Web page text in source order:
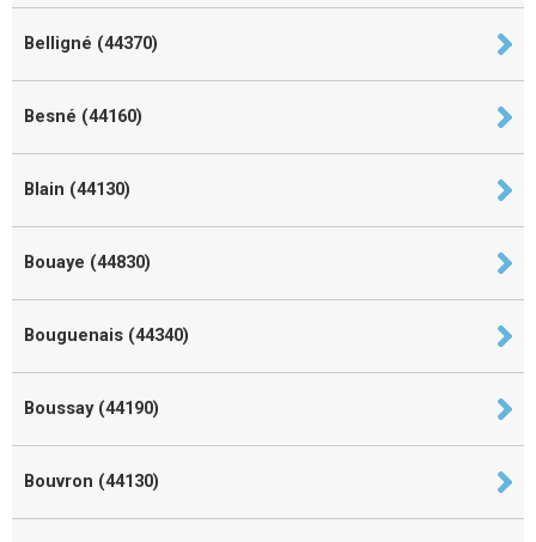
Belligné (44370)
Besné (44160)
Blain (44130)
Bouaye (44830)
Bouguenais (44340)
Boussay (44190)
Bouvron (44130)